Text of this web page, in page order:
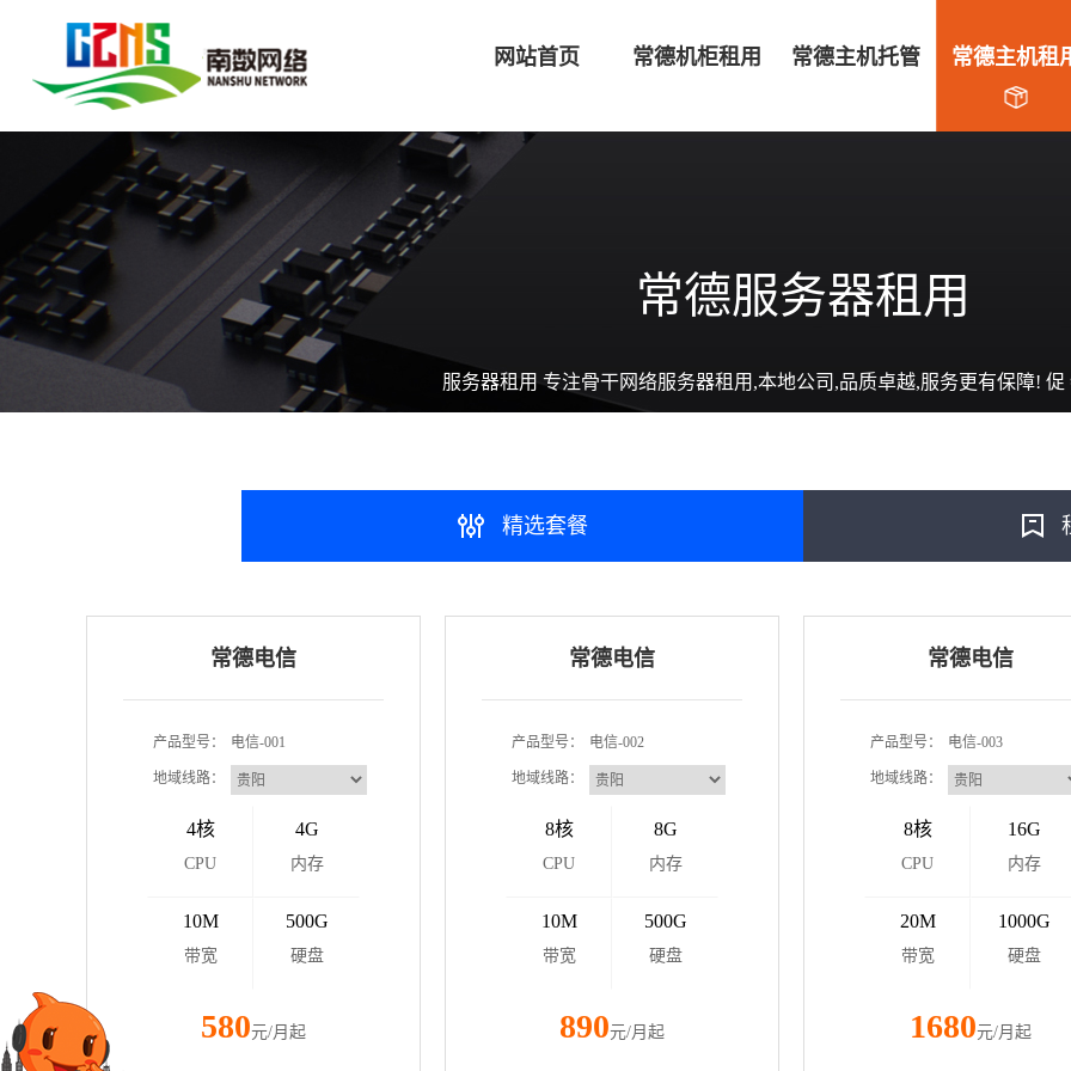
网站首页 常德机柜租用 常德主机托管 常德主机租
常德服务器租用
服务器租用 专注骨干网络服务器租用,本地公司,品质卓越,服务更有保障! 促
精选套餐
常德电信
产品型号： 电信-001
地域线路：
4核
CPU
4G
内存
10M
带宽
500G
硬盘
580元/月起
常德电信
产品型号： 电信-002
地域线路：
8核
CPU
8G
内存
10M
带宽
500G
硬盘
890元/月起
常德电信
产品型号： 电信-003
地域线路：
8核
CPU
16G
内存
20M
带宽
1000G
硬盘
1680元/月起